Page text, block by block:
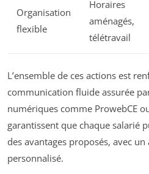
Organisation
flexible
Horaires
aménagés,
télétravail
L’ensemble de ces actions est
communication fluide assurée
numériques comme ProwebCE
garantissent que chaque salarié
des avantages proposés, avec
personnalisé.